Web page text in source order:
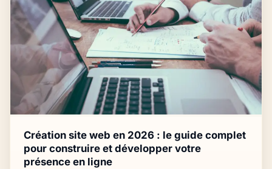
Création site web en 2026 : le guide complet
pour construire et développer votre
présence en ligne